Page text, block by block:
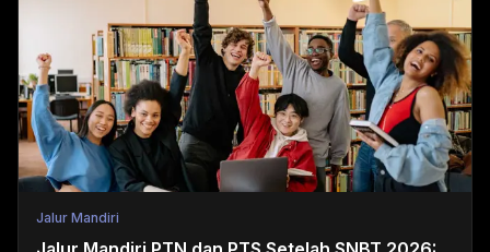
Jalur Mandiri